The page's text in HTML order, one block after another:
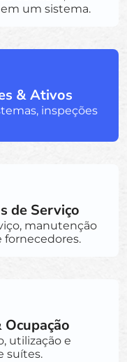
um sistema.
& Ativos
inspeções
de Serviço
manutenção
fornecedores.
Ocupação
utilização e
suítes.